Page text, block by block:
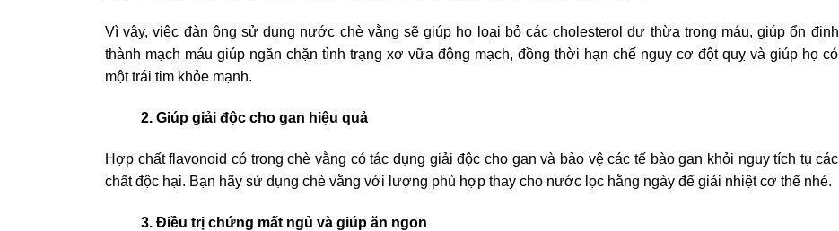
Vì vậy, việc đàn ông sử dụng nước chè vằng sẽ giúp họ loại bỏ các cholesterol dư thừa trong máu, giúp ổn định
thành mạch máu giúp ngăn chặn tình trạng xơ vữa động mạch, đồng thời hạn chế nguy cơ đột quỵ và giúp họ có
một trái tim khỏe mạnh.
2. Giúp giải độc cho gan hiệu quả
Hợp chất flavonoid có trong chè vằng có tác dụng giải độc cho gan và bảo vệ các tế bào gan khỏi nguy tích tụ các
chất độc hại. Bạn hãy sử dụng chè vằng với lượng phù hợp thay cho nước lọc hằng ngày để giải nhiệt cơ thể nhé.
3. Điều trị chứng mất ngủ và giúp ăn ngon